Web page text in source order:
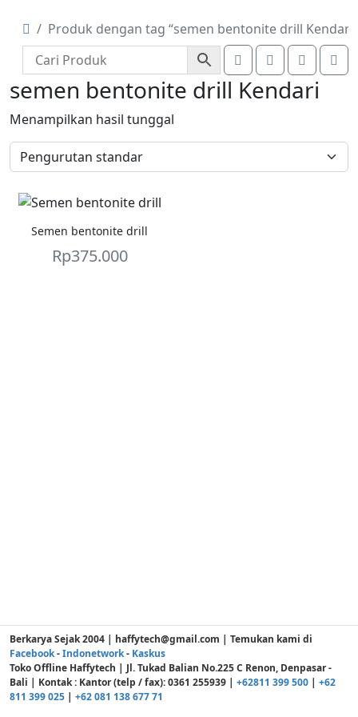
Produk dengan tag “semen bentonite drill Kendari”
Search Account
semen bentonite drill Kendari
Menampilkan hasil tunggal
Semen bentonite drill
Rp375.000
Berkarya Sejak 2004 | haffytech@gmail.com | Temukan kami di
Facebook-Indonetwork- Kaskus
Toko Offline Haffytech | Jl. Tukad Balian No.225 C Renon, Denpasar -
Bali | Kontak : Kantor (telp / fax): 0361 255939 | +62811 399 500 | +62
811 399 025 | +62 081 138 677 71